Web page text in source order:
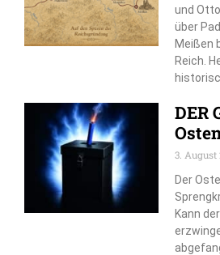
und
über
Meißen
Reich.
DER
3. August
Der
Kann